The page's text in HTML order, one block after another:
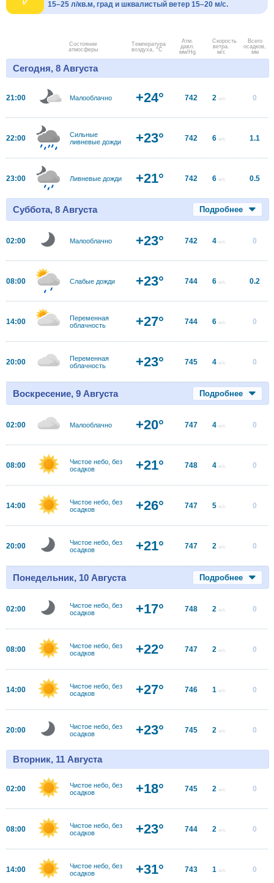
15–25 л/кв.м, град и шквалистый ветер 15–20 м/с.
Состояние
атмосферы
Температура
воздуха, °C
Атм.
давл.
мм/Hg
Скорость
ветра.
м/с
Всего
осадков,
мм
Сегодня, 8 Августа
21:00 Малооблачно +24° 742 2 м/с 0
22:00
Сильные
ливневые дожди
+23° 742 6 м/с 1.1
23:00 Ливневые дожди +21° 742 6 м/с 0.5
Суббота, 8 Августа Подробнее
02:00 Малооблачно +23° 742 4 м/с 0
08:00 Слабые дожди +23° 744 6 м/с 0.2
14:00
Переменная
облачность
+27° 744 6 м/с 0
20:00
Переменная
облачность
+23° 745 4 м/с 0
Воскресение, 9 Августа Подробнее
02:00 Малооблачно +20° 747 4 м/с 0
08:00
Чистое небо, без
осадков
+21° 748 4 м/с 0
14:00
Чистое небо, без
осадков
+26° 747 5 м/с 0
20:00
Чистое небо, без
осадков
+21° 747 2 м/с 0
Понедельник, 10 Августа Подробнее
02:00
Чистое небо, без
осадков
+17° 748 2 м/с 0
08:00
Чистое небо, без
осадков
+22° 747 2 м/с 0
14:00
Чистое небо, без
осадков
+27° 746 1 м/с 0
20:00
Чистое небо, без
осадков
+23° 745 2 м/с 0
Вторник, 11 Августа
02:00
Чистое небо, без
осадков
+18° 745 2 м/с 0
08:00
Чистое небо, без
осадков
+23° 744 2 м/с 0
14:00
Чистое небо, без
осадков
+31° 743 1 м/с 0